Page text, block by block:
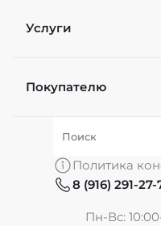
Услуги
Персонификация
Покупателю
О нас
Политика
8 (916) 291-27-
Пн-Вс: